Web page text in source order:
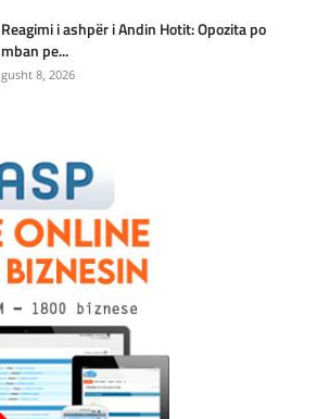
Reagimi i ashpër i Andin Hotit: Opozita po
mban pe...
gusht 8, 2026